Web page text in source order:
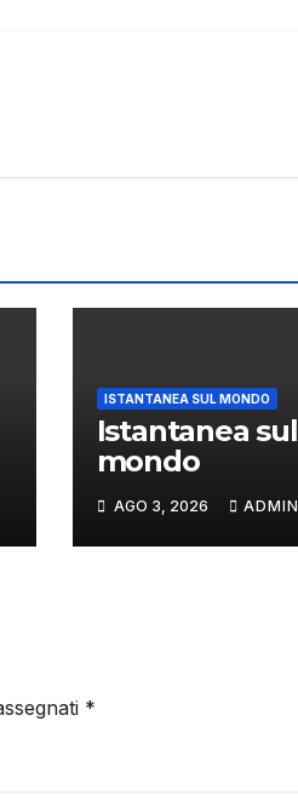
ISTANTANEA SUL MONDO
Istantanea sul
mondo
AGO 3, 2026 ADMIN
*